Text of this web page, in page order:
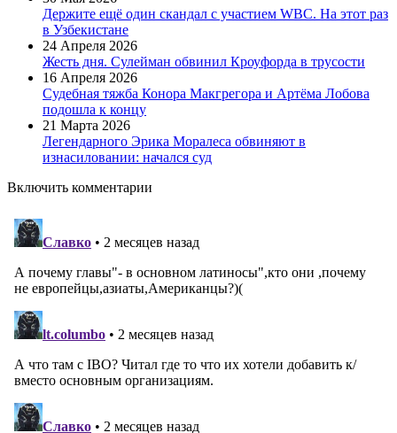
Держите ещё один скандал с участием WBC. На этот раз
в Узбекистане
24 Апреля 2026
Жесть дня. Сулейман обвинил Кроуфорда в трусости
16 Апреля 2026
Судебная тяжба Конора Макгрегора и Артёма Лобова
подошла к концу
21 Марта 2026
Легендарного Эрика Моралеса обвиняют в
изнасиловании: начался суд
Включить комментарии